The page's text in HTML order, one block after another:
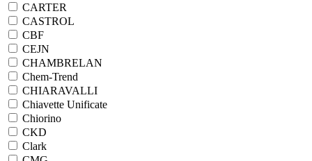
CARTER
CASTROL
CBF
CEJN
CHAMBRELAN
Chem-Trend
CHIARAVALLI
Chiavette Unificate
Chiorino
CKD
Clark